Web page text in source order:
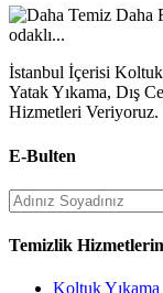
İstanbul İçerisi Koltuk
Yatak Yıkama, Dış
Hizmetleri Veriyoruz.
E-Bulten
Temizlik
Koltuk Yıkama